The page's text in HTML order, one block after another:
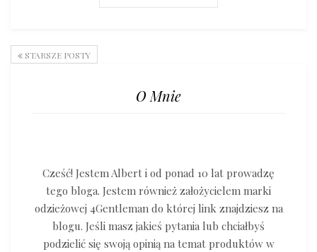
STARSZE POSTY
O Mnie
Cześć! Jestem Albert i od ponad 10 lat prowadzę
tego bloga. Jestem również założycielem marki
odzieżowej 4Gentleman do której link znajdziesz na
blogu. Jeśli masz jakieś pytania lub chciałbyś
podzielić się swoją opinią na temat produktów w